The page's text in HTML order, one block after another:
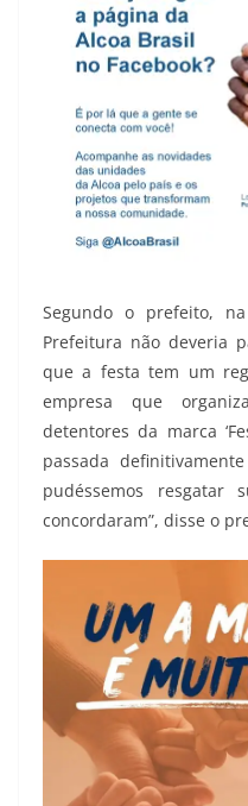
Segundo o prefeito,
Prefeitura não deveria
que a festa tem um
empresa que
detentores da marca
passada
pudéssemos resgatar
concordaram”, disse o